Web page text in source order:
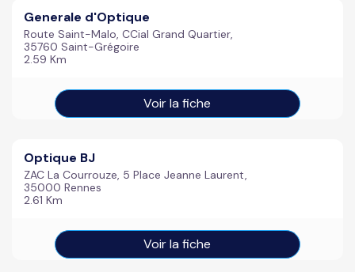
Generale d'Optique
Route Saint-Malo, CCial Grand Quartier,
35760 Saint-Grégoire
2.59 Km
Voir la fiche
Optique BJ
ZAC La Courrouze, 5 Place Jeanne Laurent,
35000 Rennes
2.61 Km
Voir la fiche